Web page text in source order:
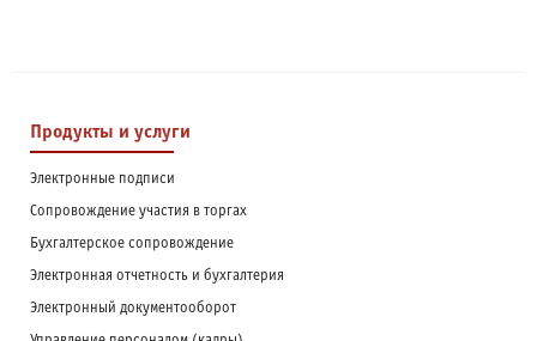
Продукты и услуги
Электронные подписи
Сопровождение участия в торгах
Бухгалтерское сопровождение
Электронная отчетность и бухгалтерия
Электронный документооборот